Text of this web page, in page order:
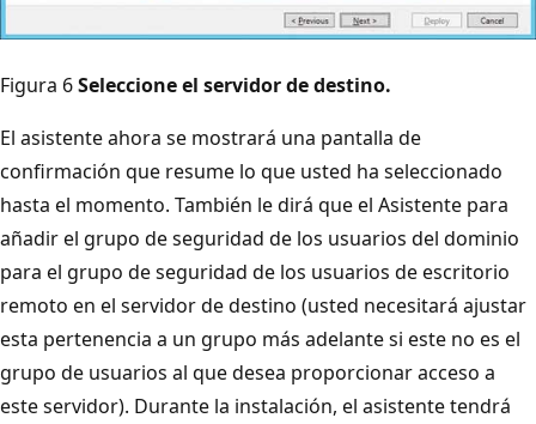
Figura 6Seleccione el servidor de destino.
El asistente ahora se mostrará una pantalla de
confirmación que resume lo que usted ha seleccionado
hasta el momento. También le dirá que el Asistente para
añadir el grupo de seguridad de los usuarios del dominio
para el grupo de seguridad de los usuarios de escritorio
remoto en el servidor de destino (usted necesitará ajustar
esta pertenencia a un grupo más adelante si este no es el
grupo de usuarios al que desea proporcionar acceso a
este servidor). Durante la instalación, el asistente tendrá